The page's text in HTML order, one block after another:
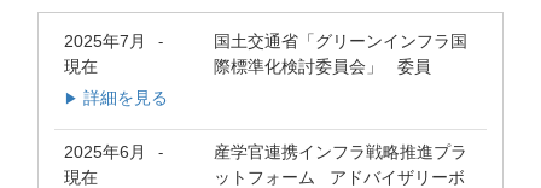
2025年7月 -
現在
国土交通省「グリーンインフラ国
際標準化検討委員会」 委員
▶ 詳細を見る
2025年6月 -
現在
産学官連携インフラ戦略推進プラ
ットフォーム アドバイザリーボ